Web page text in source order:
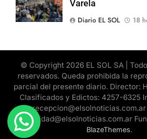
Varela
Diario EL SOL
18
© Copyright 2026 EL SOL SA |
reservados. Queda prohibida la
parcial del presente diario. Director:
Clasificados y Edictos: 4257-6325
publicidad@elsolnoticias.com.ar
BlazeThemes.